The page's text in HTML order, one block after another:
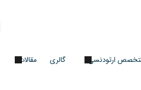
ارتودنسی گالری مقالات